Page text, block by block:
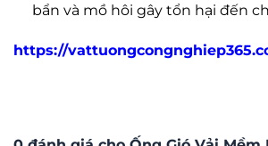
bẩn và mồ hôi gây tổn hại đến
https://